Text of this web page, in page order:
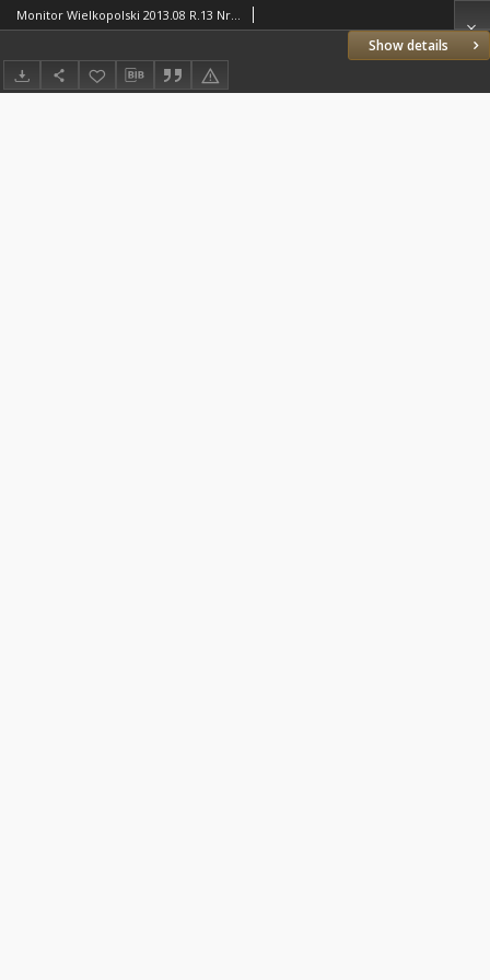
Show details
Monitor Wielkopolski 2013.08 R.13 Nr8(147)